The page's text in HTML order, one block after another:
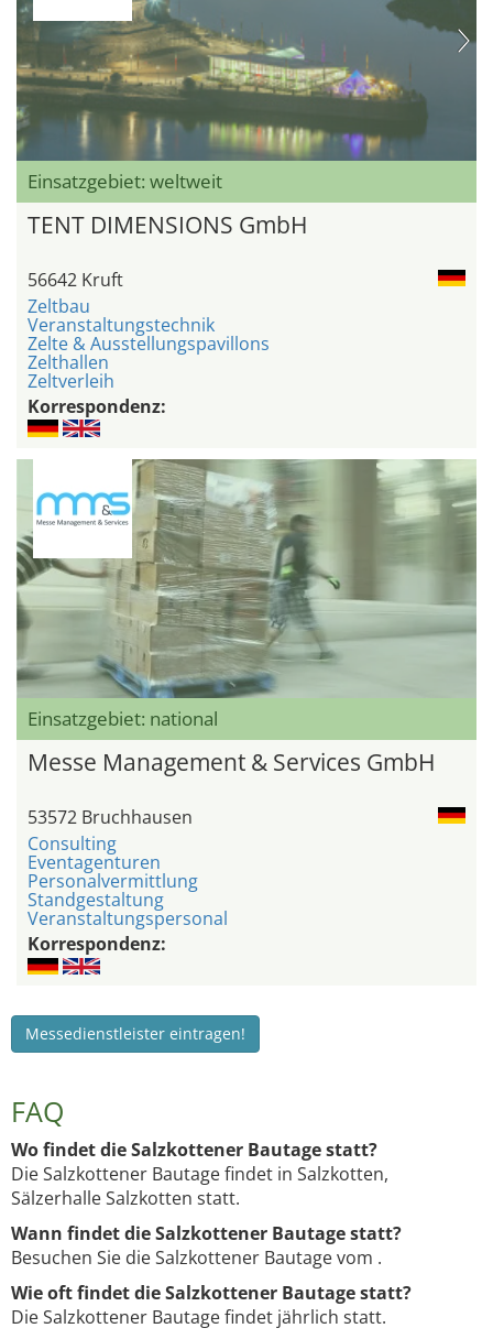
Einsatzgebiet: weltweit
TENT DIMENSIONS GmbH
56642 Kruft
Zeltbau
Veranstaltungstechnik
Zelte & Ausstellungspavillons
Zelthallen
Zeltverleih
Korrespondenz:
Einsatzgebiet: national
Messe Management & Services GmbH
53572 Bruchhausen
Consulting
Eventagenturen
Personalvermittlung
Standgestaltung
Veranstaltungspersonal
Korrespondenz:
Messedienstleister eintragen!
FAQ
Wo findet die Salzkottener Bautage statt?
Die Salzkottener Bautage findet in Salzkotten,
Sälzerhalle Salzkotten statt.
Wann findet die Salzkottener Bautage statt?
Besuchen Sie die Salzkottener Bautage vom .
Wie oft findet die Salzkottener Bautage statt?
Die Salzkottener Bautage findet jährlich statt.